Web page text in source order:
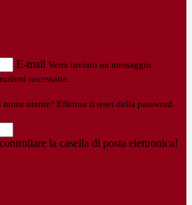
E-mail Verrà inviato un messaggio
necessarie.
utente? Effettua il reset della password
la casella di posta elettronica!